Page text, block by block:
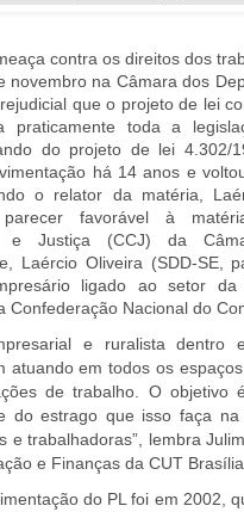
contra os direitos dos
novembro na Câmara dos
que o projeto de lei
praticamente toda a
do projeto de lei 4.302/
há 14 anos e
o relator da matéria,
parecer favorável à
e Justiça (CCJ) da
Laércio Oliveira (SDD-SE,
ligado ao setor da
Confederação Nacional do
e ruralista dentro
atuando em todos os
de trabalho. O objetivo
do estrago que isso faça
e trabalhadoras”, lembra
e Finanças da CUT Brasília.
do PL foi em 2002,